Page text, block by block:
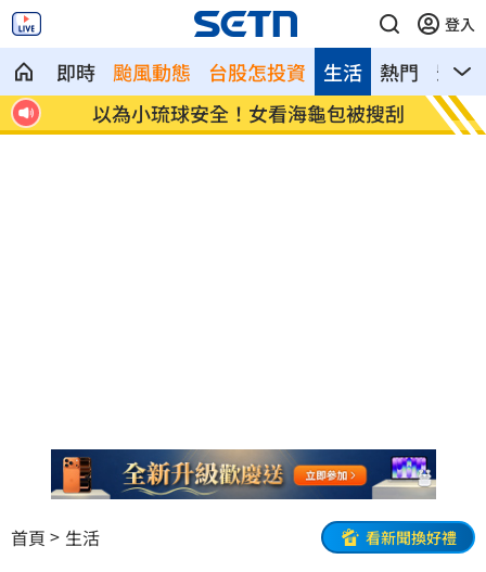
登入
即時 颱風動態 台股怎投資 熱門 影音
生活
以為小琉球安全！女看海龜包被搜刮
李多
哭」
首頁 生活 看新聞換好禮